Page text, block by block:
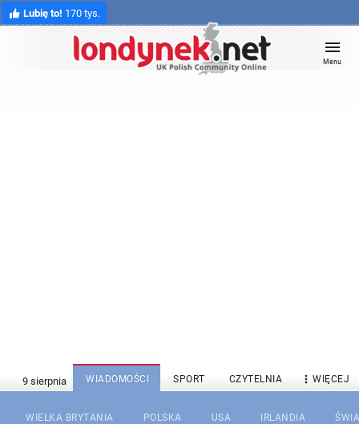
Lubię to! 170 tys.
Menu
WIADOMOŚCI SPORT CZYTELNIA  WIĘCEJ
WIELKA BRYTANIA POLSKA USA IRLANDIA